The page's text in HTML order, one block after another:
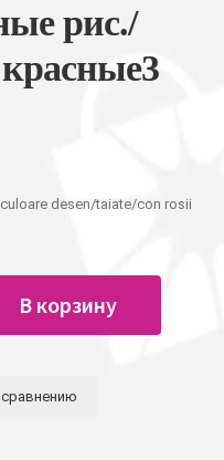
рис./
desen/taiate/con rosii
В корзину